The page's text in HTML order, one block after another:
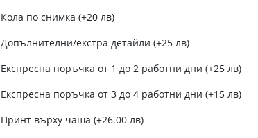
Кола по снимка (+20 лв)
Допълнителни/екстра детайли (+25 лв)
Експресна поръчка от 1 до 2 работни дни (+25 лв)
Експресна поръчка от 3 до 4 работни дни (+15 лв)
Принт върху чаша (+26.00 лв)